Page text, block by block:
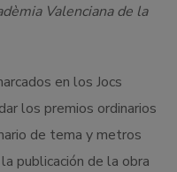
Valenciana de la
en los Jocs
los premios ordinarios
de tema y metros
publicación de la obra